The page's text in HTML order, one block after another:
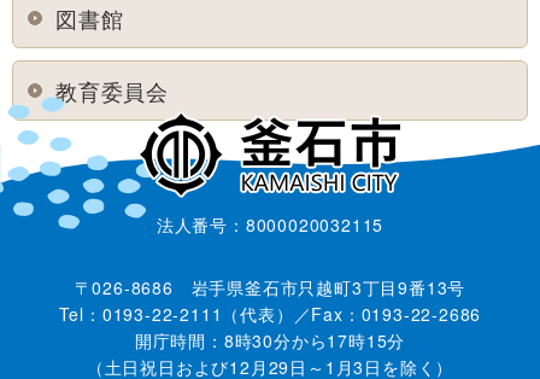
図書館
教育委員会
法人番号：8000020032115
〒026-8686 岩手県釜石市只越町3丁目9番13号
Tel：0193-22-2111（代表）／Fax：0193-22-2686
開庁時間：8時30分から17時15分
（土日祝日および12月29日～1月3日を除く）